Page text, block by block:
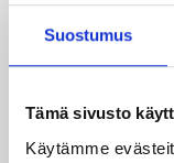
Suostumus
Tämä sivusto
KäytämmePierre Jallow